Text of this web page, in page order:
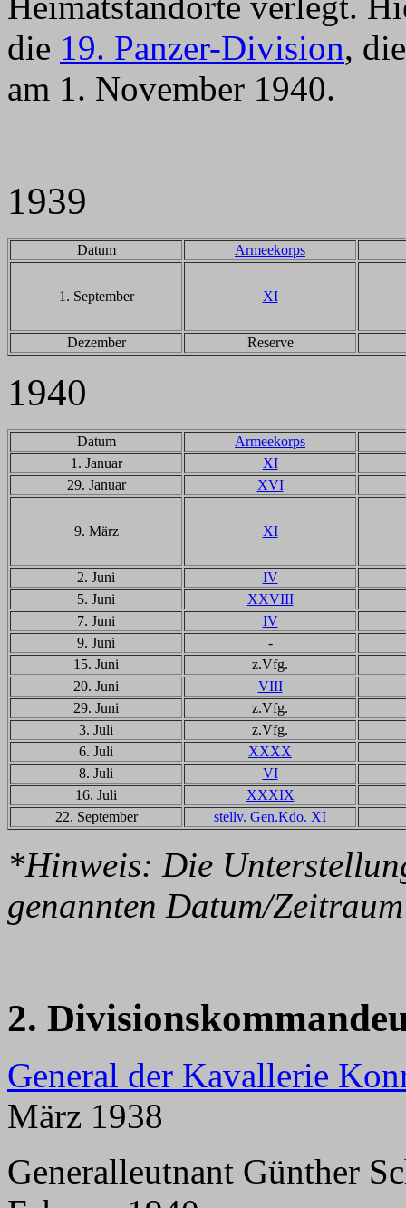
die 19. Panzer-Division,
am 1. November 1940.
1939
Datum Armeekorps
1. September XI
Dezember Reserve
1940
Datum
Armeekorps
1. Januar
XI
29. Januar
XVI
9. März XI
2. Juni
IV
5. Juni
XXVIII
7. Juni
IV
9. Juni
-
15. Juni
z.Vfg.
20. Juni
VIII
29. Juni
z.Vfg.
3. Juli
z.Vfg.
6. Juli
XXXX
8. Juli
VI
16. Juli
XXXIX
22. September
stellv. Gen.Kdo. XI
*Hinweis: Die
genannten Datum/
2.
General der Kavallerie
März 1938
Generalleutnant Günther